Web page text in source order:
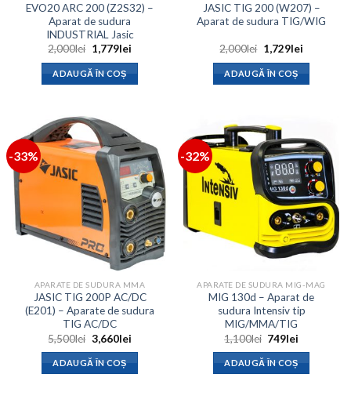
EVO20 ARC 200 (Z2S32) –
Aparat de sudura
INDUSTRIAL Jasic
2,000lei Prețul
inițial
a
fost:
2,000lei.
1,779leiPrețul
ADAUGĂ ÎN COȘ
JASIC TIG 200 (W207) –
Aparat de sudura TIG/WIG
2,000lei Prețul
inițial
a
fost:
2,000lei.
1,729leiPrețul
ADAUGĂ ÎN COȘ
-33%
APARATE DE SUDURA MMA
JASIC TIG 200P AC/DC
(E201) – Aparate de sudura
TIG AC/DC
5,500lei Prețul
inițial
a
fost:
5,500lei.
3,660leiPrețul
ADAUGĂ ÎN COȘ
-32%
APARATE DE SUDURA MIG-MAG
MIG 130d – Aparat de
sudura Intensiv tip
MIG/MMA/TIG
1,100lei Prețul
a
fost:
1,100lei.
749lei
ADAUGĂ ÎN COȘ